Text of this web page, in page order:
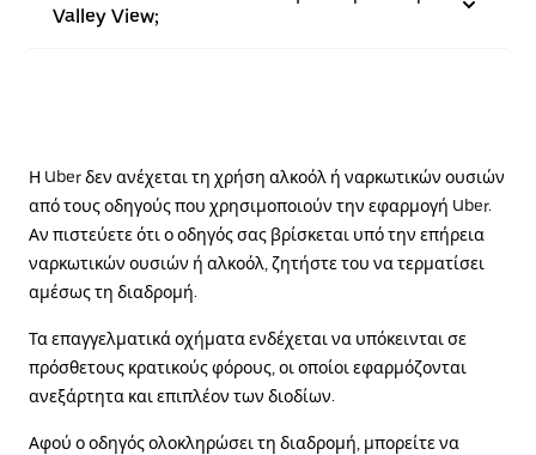
Valley View;
Η Uber δεν ανέχεται τη χρήση αλκοόλ ή ναρκωτικών ουσιών
από τους οδηγούς που χρησιμοποιούν την εφαρμογή Uber.
Αν πιστεύετε ότι ο οδηγός σας βρίσκεται υπό την επήρεια
ναρκωτικών ουσιών ή αλκοόλ, ζητήστε του να τερματίσει
αμέσως τη διαδρομή.
Τα επαγγελματικά οχήματα ενδέχεται να υπόκεινται σε
πρόσθετους κρατικούς φόρους, οι οποίοι εφαρμόζονται
ανεξάρτητα και επιπλέον των διοδίων.
Αφού ο οδηγός ολοκληρώσει τη διαδρομή, μπορείτε να